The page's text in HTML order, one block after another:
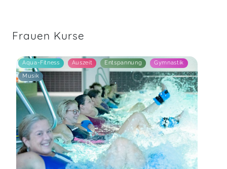
Frauen Kurse
Aqua-Fitness Auszeit Entspannung Gymnastik
Musik